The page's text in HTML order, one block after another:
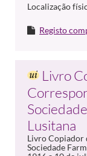
Localização
Registo
Livro
Lusitana
Livro Copiador
Sociedade